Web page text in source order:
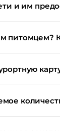
и им
питомцем?